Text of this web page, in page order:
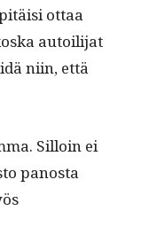
ottaa
autoil­i­jat
niin, että
Sil­loin ei
panos­ta